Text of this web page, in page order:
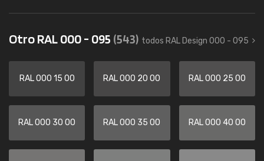
Otro RAL 000 - 095 (543) todos RAL Design 000 - 095
RAL 000 15 00 RAL 000 20 00 RAL 000 25 00
RAL 000 30 00 RAL 000 35 00 RAL 000 40 00